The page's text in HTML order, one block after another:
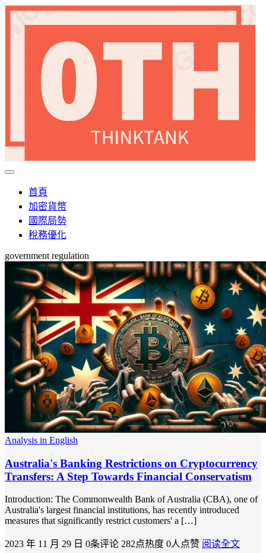
首頁
加密貨幣
國際局勢
稅務優化
government regulation
Analysis in English
Australia's Banking Restrictions on Cryptocurrency
Transfers: A Step Towards Financial Conservatism
Introduction: The Commonwealth Bank of Australia (CBA), one of
Australia's largest financial institutions, has recently introduced
measures that significantly restrict customers' a […]
2023 年 11 月 29 日 0条评论 282点热度 0人点赞 阅读全文